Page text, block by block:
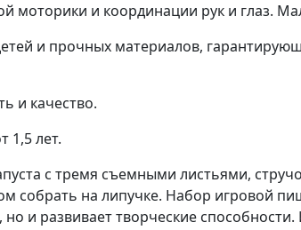
моторики и координации рук и глаз.
и прочных материалов,
и качество.
1,5 лет.
с тремя съемными листьями,
собрать на липучке. Набор игровой
и развивает творческие